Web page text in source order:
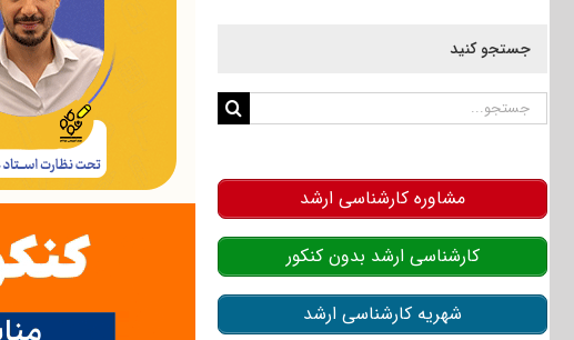
جستجو کنید
جستجو
مشاوره کارشناسی ارشد
کارشناسی ارشد بدون کنکور
شهریه کارشناسی ارشد